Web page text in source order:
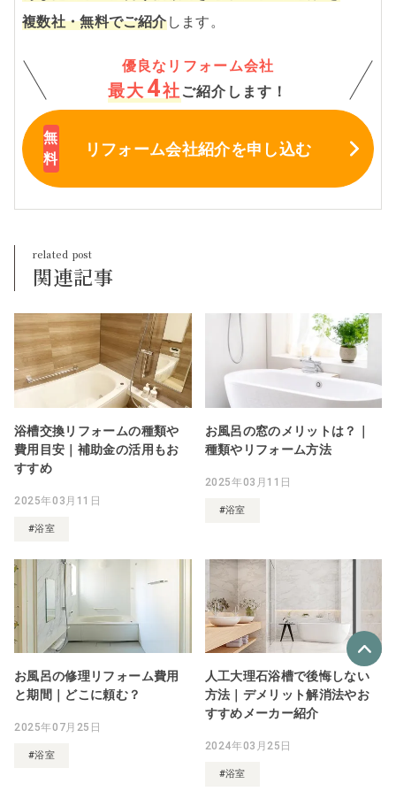
複数社・無料でご紹介します。
優良なリフォーム会社
最大 4社 ご紹介します！
リフォーム会社紹介を申し込む
関連記事
浴槽交換リフォームの種類や
費用目安｜補助金の活用もお
すすめ
2025年03月11日
#浴室
お風呂の窓のメリットは？｜
種類やリフォーム方法
2025年03月11日
#浴室
お風呂の修理リフォーム費用
と期間｜どこに頼む？
2025年07月25日
#浴室
人工大理石浴槽で後悔しない
方法｜デメリット解消法やお
すすめメーカー紹介
2024年03月25日
#浴室
優良なリフォーム会社
リフォーム会社紹介 を申し込む